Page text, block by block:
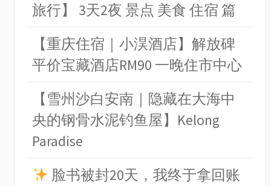
旅行】 3天2夜 景点 美食 住宿 篇
【重庆住宿｜小淏酒店】解放碑
平价宝藏酒店RM90 一晚住市中心
【雪州沙白安南｜隐藏在大海中
央的钢骨水泥钓鱼屋】Kelong
Paradise
脸书被封20天，我终于拿回账